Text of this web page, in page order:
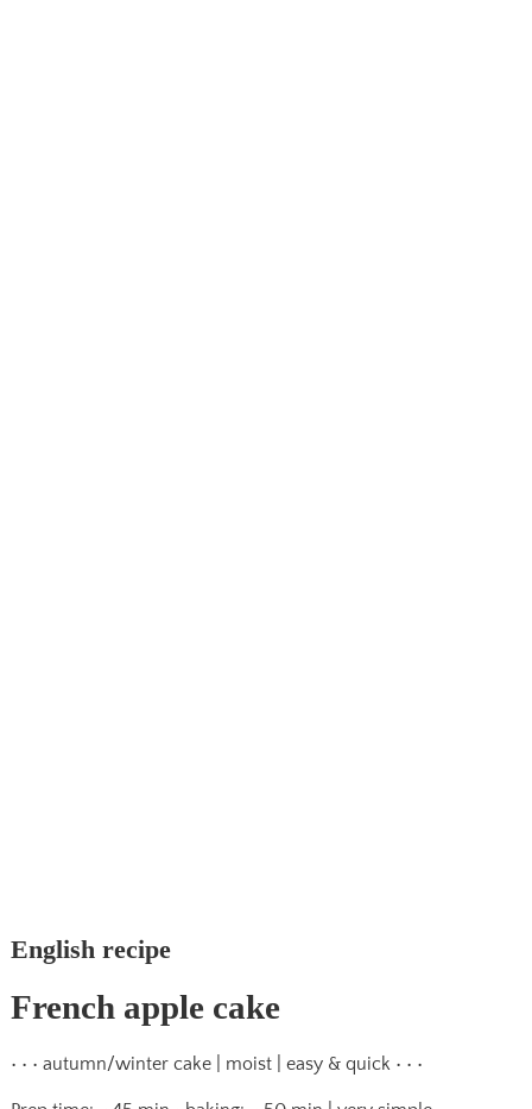
English recipe
French apple cake
• • • autumn/winter cake | moist | easy & quick • • •